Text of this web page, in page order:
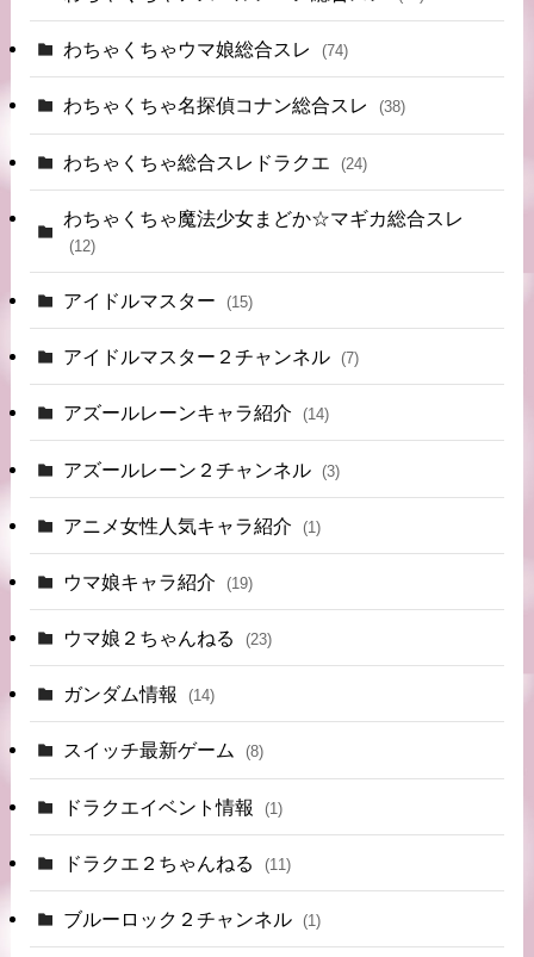
わちゃくちゃウマ娘総合スレ (74)
わちゃくちゃ名探偵コナン総合スレ (38)
わちゃくちゃ総合スレドラクエ (24)
わちゃくちゃ魔法少女まどか☆マギカ総合スレ
(12)
アイドルマスター (15)
アイドルマスター２チャンネル (7)
アズールレーンキャラ紹介 (14)
アズールレーン２チャンネル (3)
アニメ女性人気キャラ紹介 (1)
ウマ娘キャラ紹介 (19)
ウマ娘２ちゃんねる (23)
ガンダム情報 (14)
スイッチ最新ゲーム (8)
ドラクエイベント情報 (1)
ドラクエ２ちゃんねる (11)
ブルーロック２チャンネル (1)